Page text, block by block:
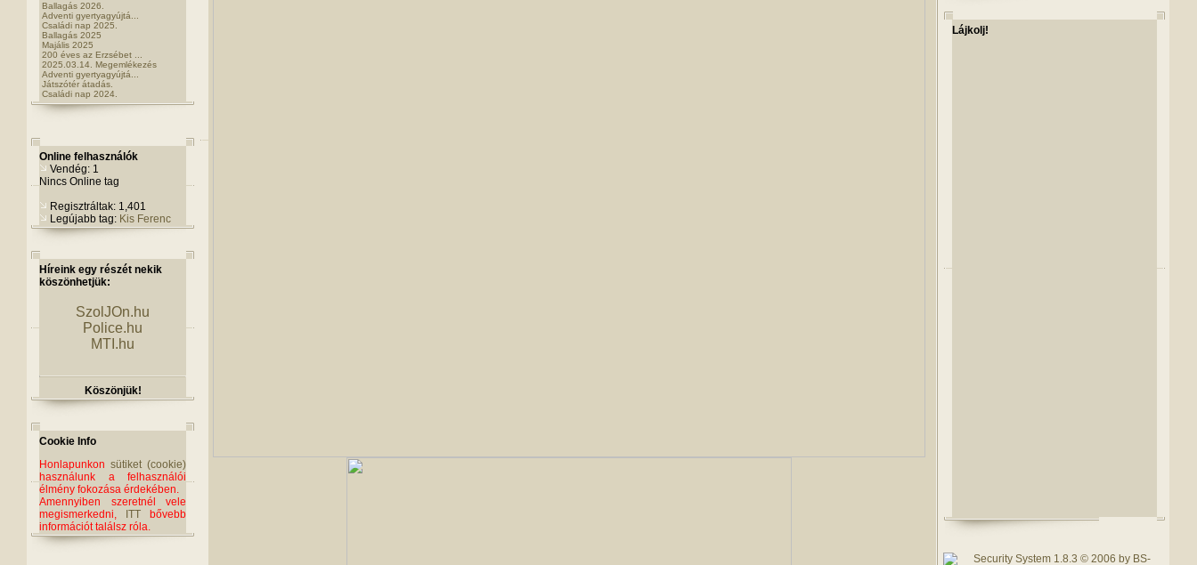
Ballagás 2026.
Adventi gyertyagyújtá...
Családi nap 2025.
Ballagás 2025
Majális 2025
200 éves az Erzsébet ...
2025.03.14. Megemlékezés
Adventi gyertyagyújtá...
Játszótér átadás.
Családi nap 2024.
Online felhasználók
Vendég: 1
Nincs Online tag
Regisztráltak: 1,401
Legújabb tag: Kis Ferenc
Híreink egy részét nekik
köszönhetjük:
SzolJOn.hu
Police.hu
MTI.hu
Köszönjük!
Cookie Info
Honlapunkon sütiket (cookie)
használunk a felhasználói
élmény fokozása érdekében.
Amennyiben szeretnél vele
megismerkedni,
ITT bővebb
információt találsz róla.
Lájkolj!